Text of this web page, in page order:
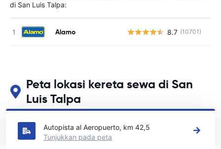
di San Luis Talpa:
Alamo 8.7 (10701)
Peta lokasi kereta sewa di San
Luis Talpa
Lihat lokasi sewa kereta utama kami di San Luis Talpa
Autopista al Aeropuerto, km 42,5
Tunjukkan pada peta